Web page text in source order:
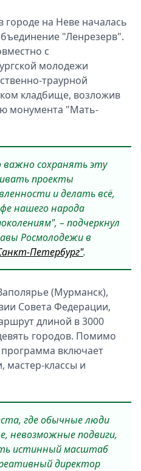
на Неве началась
"Ленрезерв".
с
молодежи
траурной
кладбище, возложив
монумента "Мать-
важно сохранять эту
проекты
и делать всё,
нашего народа
– подчеркнул
Росмолодежи в
Петербург".
(Мурманск),
Совета Федерации,
длиной в 3000
городов. Помимо
включает
мастер-классы и
где обычные люди
невозможные подвиги,
истинный масштаб
директор